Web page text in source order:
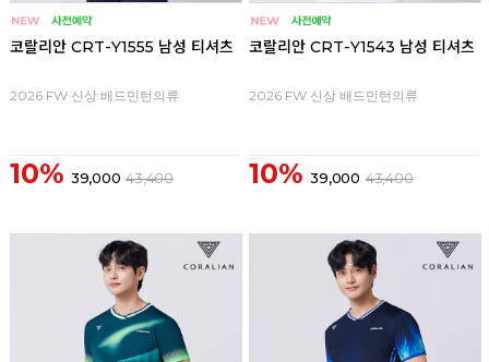
코랄리안 CRT-Y1555 남성 티셔츠
2026 FW 신상 배드민턴의류
10% 39,000 43,400
코랄리안 CRT-Y1543 남성 티셔츠
2026 FW 신상 배드민턴의류
10% 39,000 43,400